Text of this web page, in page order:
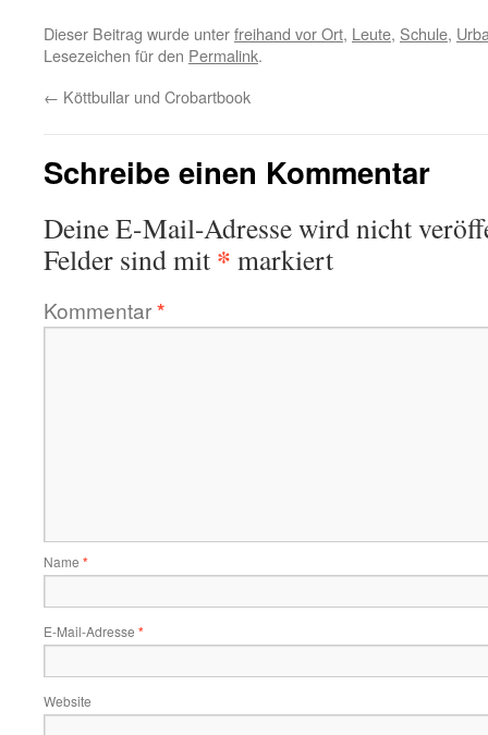
Dieser Beitrag wurde unterfreihand vor Ort, Leute, Schule,
Lesezeichen für den Permalink.
← Köttbullar und Crobartbook
Schreibe einen Kommentar
Deine E-Mail-Adresse wird nicht
Felder sind mit * markiert
Kommentar*
Name *
E-Mail-Adresse *
Website